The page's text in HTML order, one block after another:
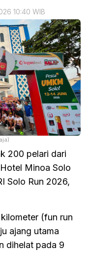
10:40 WIB
200 pelari dari
Minoa Solo
Solo Run 2026,
(fun run
ajang utama
dihelat pada 9